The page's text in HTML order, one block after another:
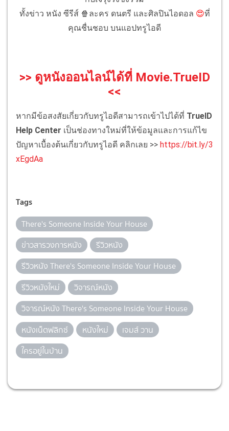
ทั้งข่าว หนัง ซีรีส์ 🍿ละคร ดนตรี และศิลปินไอดอล 😍ที่
คุณชื่นชอบ บนแอปทรูไอดี
>> ดูหนังออนไลน์ได้ที่ Movie.TrueID
<<
หากมีข้อสงสัยเกี่ยวกับทรูไอดีสามารถเข้าไปได้ที่ TrueID
Help Center เป็นช่องทางใหม่ที่ให้ข้อมูลและการแก้ไข
ปัญหาเบื้องต้นเกี่ยวกับทรูไอดี คลิกเลย >> https://bit.ly/3
xEgdAa
Tags
There's Someone Inside Your House
ข่าวสารวงการหนัง
รีวิวหนัง
รีวิวหนัง There's Someone Inside Your House
รีวิวหนังใหม่
วิจารณ์หนัง
วิจารณ์หนัง There's Someone Inside Your House
หนังเน็ตฟลิกซ์
หนังใหม่
เจมส์ วาน
ใครอยู่ในบ้าน